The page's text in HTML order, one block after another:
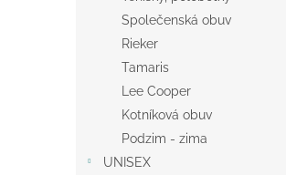
Společenská obuv
Rieker
Tamaris
Lee Cooper
Kotníková obuv
Podzim - zima
UNISEX